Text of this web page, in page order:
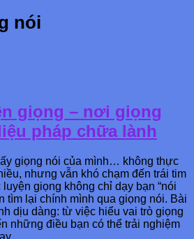
nói
giọng – nơi giọng
pháp chữa lành
giọng nói của mình… không thực
nhưng vẫn khó chạm đến trái tim
giọng không chỉ dạy bạn “nói
tìm lại chính mình qua giọng nói. Bài
dịu dàng: từ việc hiểu vai trò giọng
những điều bạn có thể trải nghiệm